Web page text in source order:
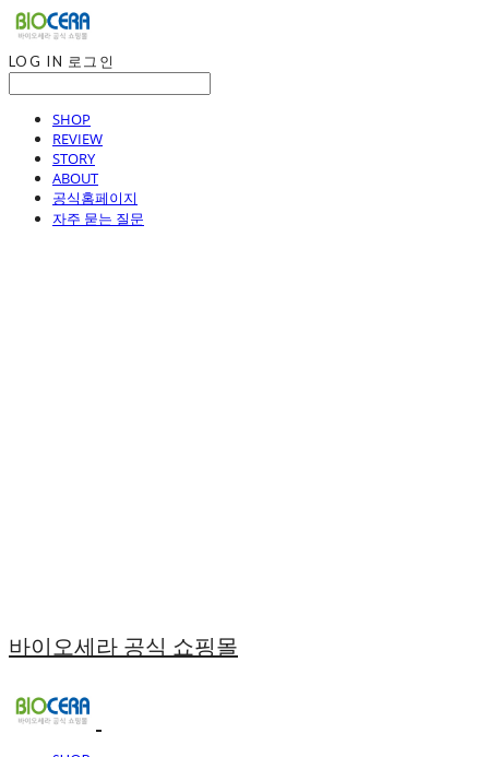
LOG IN 로그인
SHOP
REVIEW
STORY
ABOUT
공식홈페이지
자주 묻는 질문
바이오세라 공식 쇼핑몰